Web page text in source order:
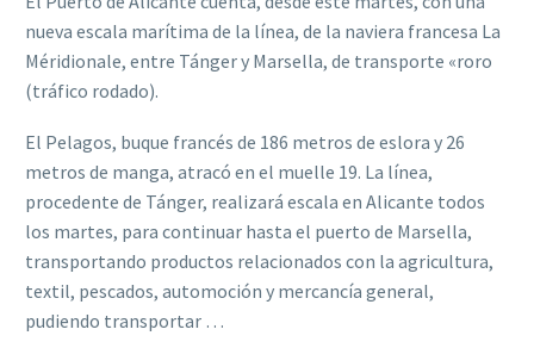
nueva escala marítima de la línea, de la naviera francesa La
Méridionale, entre Tánger y Marsella, de transporte «roro
(tráfico rodado).
El Pelagos, buque francés de 186 metros de eslora y 26
metros de manga, atracó en el muelle 19. La línea,
procedente de Tánger, realizará escala en Alicante todos
los martes, para continuar hasta el puerto de Marsella,
transportando productos relacionados con la agricultura,
textil, pescados, automoción y mercancía general,
pudiendo transportar …